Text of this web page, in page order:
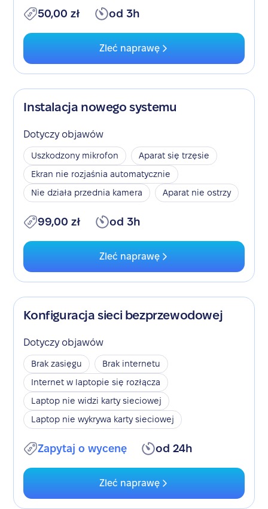
50,00 zł od 3h
Zleć naprawę
Instalacja nowego systemu
Dotyczy objawów
Uszkodzony mikrofon
Aparat się trzęsie
Ekran nie rozjaśnia automatycznie
Nie działa przednia kamera
Aparat nie ostrzy
99,00 zł od 3h
Zleć naprawę
Konfiguracja sieci bezprzewodowej
Dotyczy objawów
Brak zasięgu
Brak internetu
Internet w laptopie się rozłącza
Laptop nie widzi karty sieciowej
Laptop nie wykrywa karty sieciowej
Zapytaj o wycenę od 24h
Zleć naprawę